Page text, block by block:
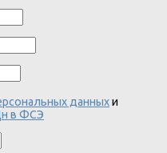
данныхи
в ФСЭ